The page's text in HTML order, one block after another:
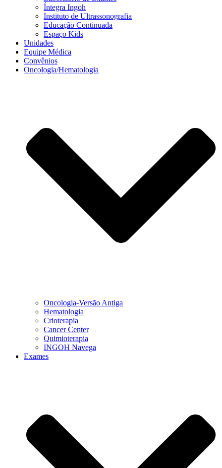
Íntegra Ingoh
Instituto de Ultrassonografia
Educação Continuada
Espaço Kids
Unidades
Equipe Médica
Convênios
Oncologia/Hematologia
Oncologia-Versão Antiga
Hematologia
Crioterapia
Cancer Center
Quimioterapia
INGOH Navega
Exames